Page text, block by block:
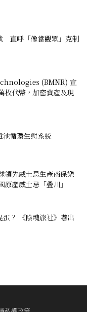
直呼「像當觀眾」克制
(BMNR) 宣
枚代幣，加密資產及現
池循環生態系統
領先威士忌生產商保樂
產威士忌「叠川」
？ 《陰魂旅社》嚇出